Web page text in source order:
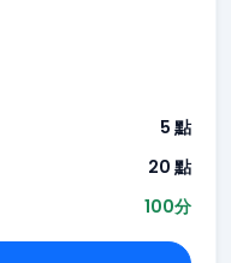
5 點
20 點
100分